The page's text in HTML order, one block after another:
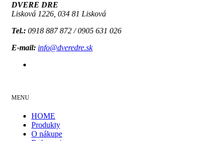
DVERE DRE
Lisková 1226, 034 81 Lisková
Tel.: 0918 887 872 / 0905 631 026
E-mail: info@dveredre.sk
MENU
HOME
Produkty
O nákupe